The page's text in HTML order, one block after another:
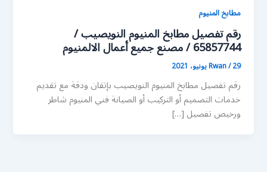
مطابخ المنيوم
رقم تفصيل مطابخ المنيوم النويصيب /
65857744 / مصنع جميع أعمال الالمنيوم
Rwan/29 يونيو، 2021
رقم تفصيل مطابخ المنيوم النويصيب بإتقان ودقة مع تقديم
خدمات التصميم أو التركيب أو الصيانة فني المنيوم شاطر
ورخيص تفصيل […]